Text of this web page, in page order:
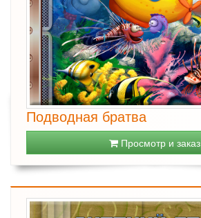
Подводная братва
Просмотр и заказ